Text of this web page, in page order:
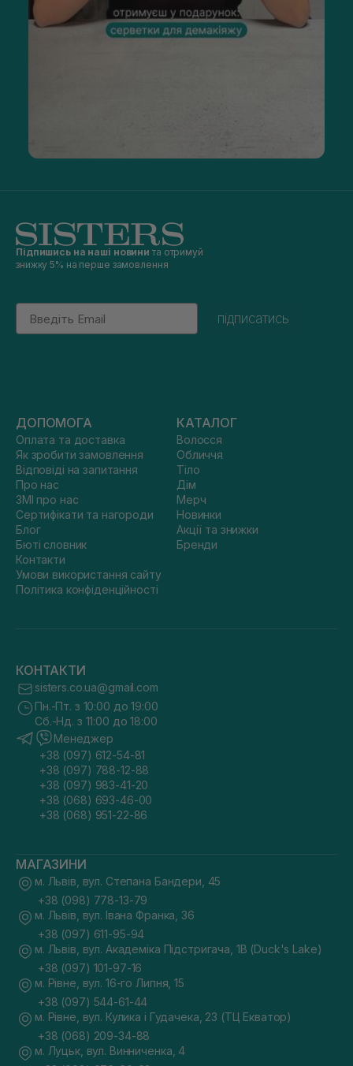
Підпишись на наші новини та отримуй
знижку 5% на перше замовлення
Email
підписатись
ДОПОМОГА
Оплата та доставка
Як зробити замовлення
Відповіді на запитання
Про нас
ЗМІ про нас
Сертифікати та нагороди
Блог
Бюті словник
Контакти
Умови використання сайту
Політика конфіденційності
КАТАЛОГ
Волосся
Обличчя
Тіло
Дім
Мерч
Новинки
Акції та знижки
Бренди
КОНТАКТИ
sisters.co.ua@gmail.com
Пн.-Пт. з 10:00 до 19:00
Сб.-Нд. з 11:00 до 18:00
Менеджер
+38 (097) 612-54-81
+38 (097) 788-12-88
+38 (097) 983-41-20
+38 (068) 693-46-00
+38 (068) 951-22-86
МАГАЗИНИ
м. Львів, вул. Степана Бандери, 45
+38 (098) 778-13-79
м. Львів, вул. Івана Франка, 36
+38 (097) 611-95-94
м. Львів, вул. Академіка Підстригача, 1В (Duck's Lake)
+38 (097) 101-97-16
м. Рівне, вул. 16-го Липня, 15
+38 (097) 544-61-44
м. Рівне, вул. Кулика і Гудачека, 23 (ТЦ Екватор)
+38 (068) 209-34-88
м. Луцьк, вул. Винниченка, 4